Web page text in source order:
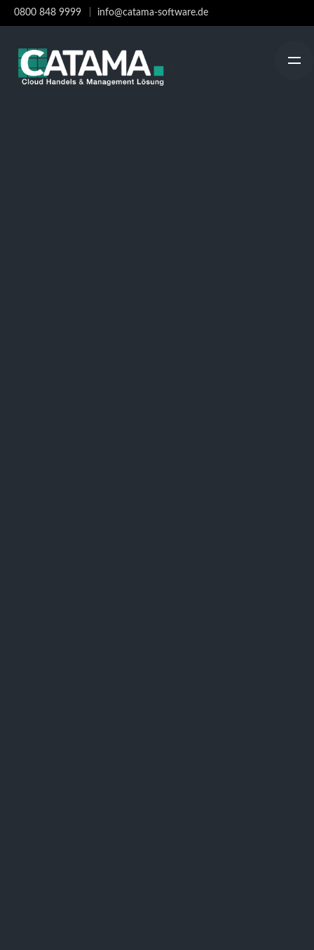
Skip
to
content
0800 848 9999 info@catama-software.de